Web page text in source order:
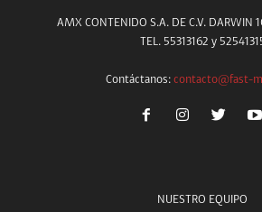
AMX CONTENIDO S.A. DE C.V. DARWIN
TEL. 55313162 y
Contáctanos: contacto@fast-
NUESTRO EQUIPO